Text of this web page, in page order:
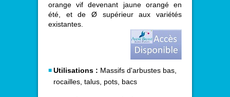
orange vif devenant jaune orangé en
été, et de Ø supérieur aux variétés
existantes.
Utilisations : Massifs d'arbustes bas,
rocailles, talus, pots, bacs